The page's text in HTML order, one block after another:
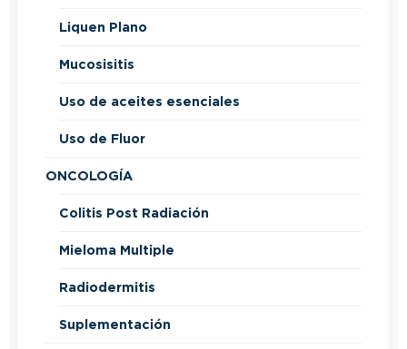
Liquen Plano
Mucosisitis
Uso de aceites esenciales
Uso de Fluor
ONCOLOGÍA
Colitis Post Radiación
Mieloma Multiple
Radiodermitis
Suplementación